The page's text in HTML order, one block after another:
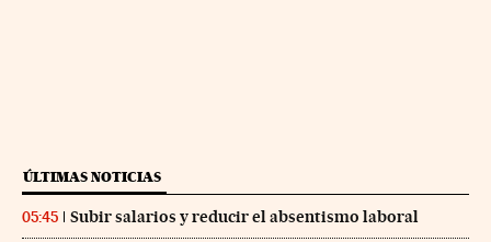
ÚLTIMAS NOTICIAS
05:45 Subir salarios y reducir el absentismo laboral